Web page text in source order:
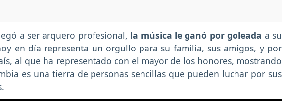
a ser arquero profesional, la música le ganó por goleada a su
en día representa un orgullo para su familia, sus amigos, y por
al que ha representado con el mayor de los honores, mostrando
es una tierra de personas sencillas que pueden luchar por sus